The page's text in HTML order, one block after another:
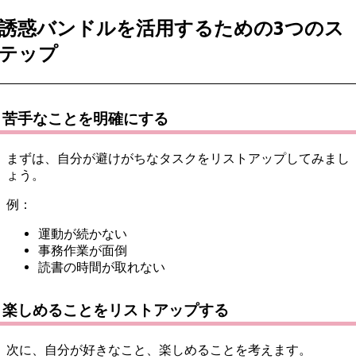
惑バンドルを活用するための3つのス
ップ
苦手なことを明確にする
まずは、自分が避けがちなタスクをリストアップしてみまし
ょう。
例：
運動が続かない
事務作業が面倒
読書の時間が取れない
楽しめることをリストアップする
次に、自分が好きなこと、楽しめることを考えます。